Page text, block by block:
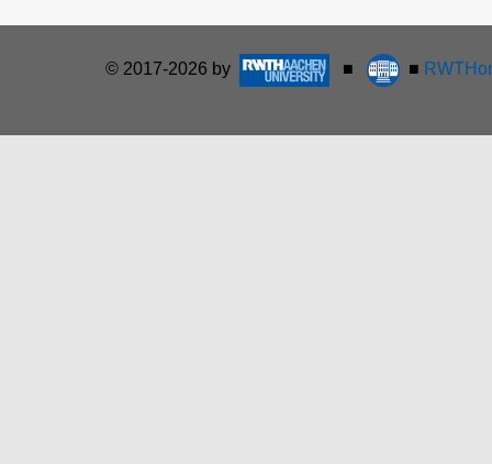
© 2017-2026 by ■ ■